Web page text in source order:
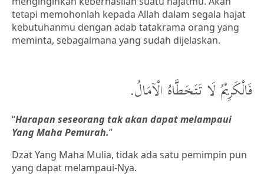
tetapi memohonlah kepada Allah dalam segala hajat
kebutuhanmu dengan adab tatakrama orang yang
meminta, sebagaimana yang sudah dijelaskan.
فَالْكَرِيْمُ لَا تَتَخَطَّاهُ الْآمَالُ.
“Harapan seseorang tak akan dapat melampaui
Yang Maha Pemurah.”
Dzat Yang Maha Mulia, tidak ada satu pemimpin pun
yang dapat melampaui-Nya.